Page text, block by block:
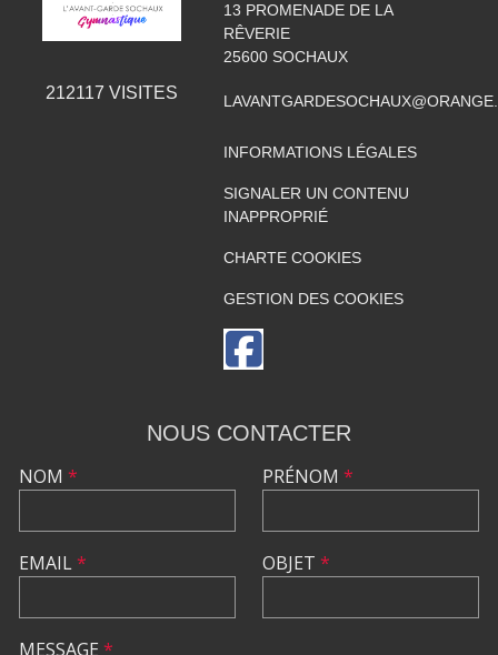
212117 VISITES
13 PROMENADE DE LA
RÊVERIE
25600 SOCHAUX
INFORMATIONS LÉGALES
SIGNALER UN CONTENU
INAPPROPRIÉ
CHARTE COOKIES
GESTION DES COOKIES
NOUS CONTACTER
NOM *
EMAIL*
PRÉNOM *
OBJET *
MESSAGE *